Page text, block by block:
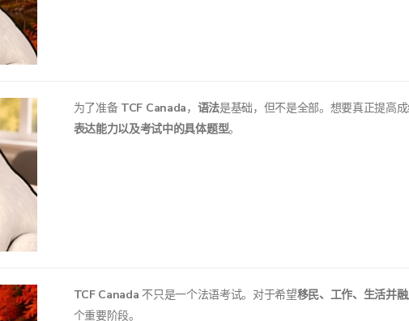
为了准备 TCF Canada， 语法是基础，但不是全部。想要真正提高
表达能力以及考试中的具体题型。
TCF Canada 不只是一个法语考试。对于希望移民、工作、生活并
个重要阶段。